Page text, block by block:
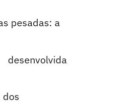
pesadas: a
desenvolvida
dos